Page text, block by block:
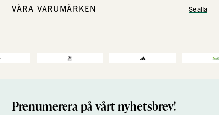
VÅRA VARUMÄRKEN Se alla
Prenumerera på vårt nyhetsbrev!